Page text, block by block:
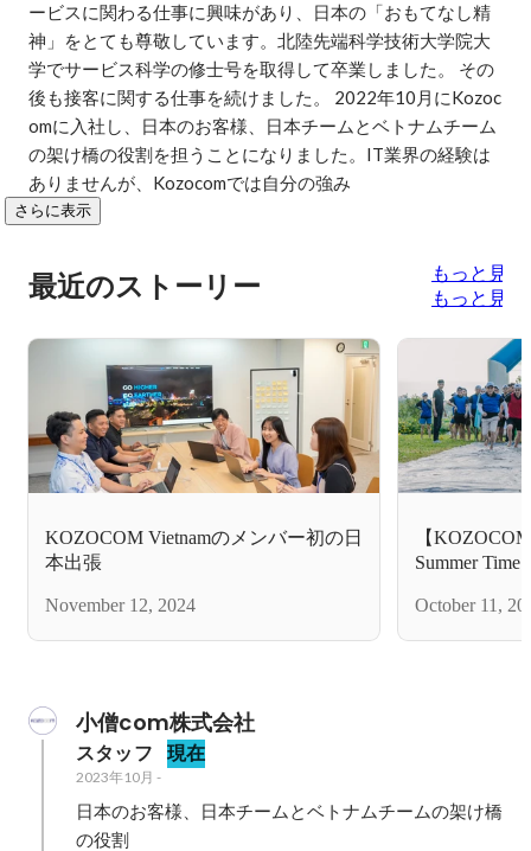
ービスに関わる仕事に興味があり、日本の「おもてなし精
神」をとても尊敬しています。北陸先端科学技術大学院大
学でサービス科学の修士号を取得して卒業しました。 その
後も接客に関する仕事を続けました。 2022年10月にKozoc
omに入社し、日本のお客様、日本チームとベトナムチーム
の架け橋の役割を担うことになりました。IT業界の経験は
ありませんが、Kozocomでは自分の強み
さらに表示
最近のストーリー
もっと見る
もっと見る
KOZOCOM Vietnamのメンバー初の日
本出張
November 12, 2024
【
Summer
October 11,
小僧com株式会社
スタッフ 現在
2023年10月 -
日本のお客様、日本チームとベトナムチームの架け橋
の役割